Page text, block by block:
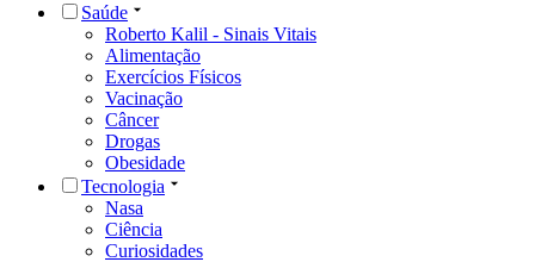
Saúde
Roberto Kalil - Sinais Vitais
Alimentação
Exercícios Físicos
Vacinação
Câncer
Drogas
Obesidade
Tecnologia
Nasa
Ciência
Curiosidades